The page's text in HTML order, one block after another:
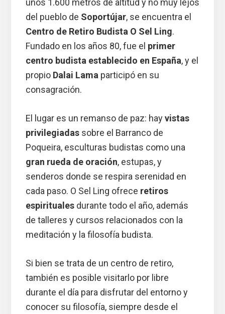
unos 1.600 metros de altitud y no muy lejos
del pueblo de Soportújar, se encuentra el
Centro de Retiro Budista O Sel Ling.
Fundado en los años 80, fue el primer
centro budista establecido en España, y el
propio Dalai Lama participó en su
consagración.
El lugar es un remanso de paz: hayvistas
privilegiadassobre el Barranco de
Poqueira, esculturas budistas como una
gran rueda de oración, estupas, y
senderos donde se respira serenidad en
cada paso. O Sel Ling ofrece retiros
espiritualesdurante todo el año, además
de talleres y cursos relacionados con la
meditación y la filosofía budista.
Si bien se trata de un centro de retiro,
también es posible visitarlo por libre
durante el día para disfrutar del entorno y
conocer su filosofía, siempre desde el